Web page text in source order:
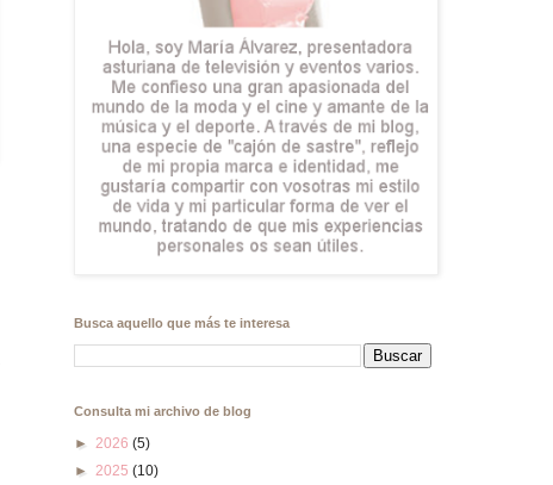
Busca aquello que más te interesa
Consulta mi archivo de blog
► 2026 (5)
► 2025 (10)